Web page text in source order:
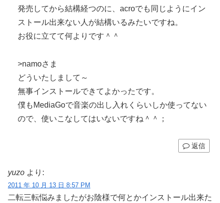
発売してから結構経つのに、acroでも同じようにイン
ストール出来ない人が結構いるみたいですね。
お役に立てて何よりです＾＾
>namoさま
どういたしまして～
無事インストールできてよかったです。
僕もMediaGoで音楽の出し入れくらいしか使ってない
ので、使いこなしてはいないですね＾＾；
返信
yuzo より:
2011 年 10 月 13 日 8:57 PM
二転三転悩みましたがお陰様で何とかインストール出来た